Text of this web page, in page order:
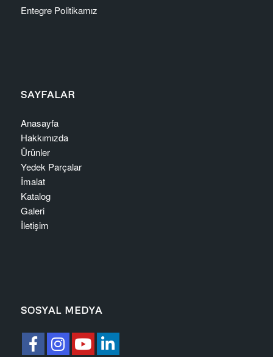
Entegre Politikamız
SAYFALAR
Anasayfa
Hakkımızda
Ürünler
Yedek Parçalar
İmalat
Katalog
Galeri
İletişim
SOSYAL MEDYA